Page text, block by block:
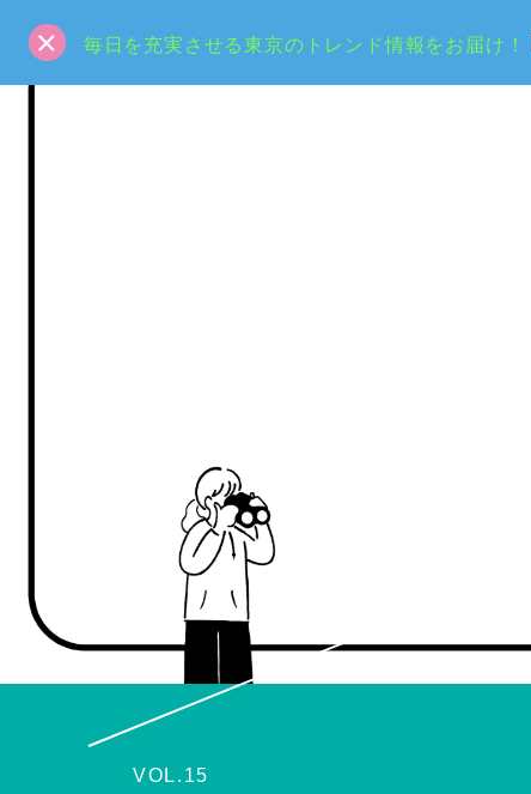
毎日を充実させる東京のトレンド情報をお届け！
VOL.15